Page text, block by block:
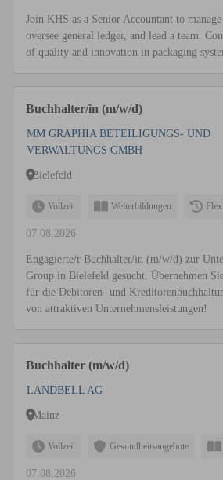
Join KHS as a Senior Accountant to
oversee general ledger, and lead a team.
of quality and innovation in packaging
Buchhalter/in (m/w/d)
MM GRAPHIA BETEILIGUNGS- UND
VERWALTUNGS GMBH
Bielefeld
Vollzeit Weiterbildungen
07.08.2026
Engagierte/r Buchhalter/in (m/w/d) zur
Group in Bielefeld gesucht. Übernehmen
für die Debitoren- und
von attraktiven Unternehmensleistungen!
Buchhalter (m/w/d)
LANDBELL AG
Mainz
Vollzeit Gesundheitsangebote
07.08.2026